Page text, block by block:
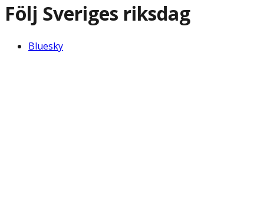
Följ Sveriges riksdag
Bluesky